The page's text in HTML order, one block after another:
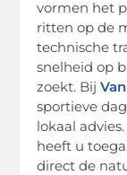
vormen het
ritten op de
technische
snelheid op
zoekt. Bij
sportieve
lokaal
heeft u
direct de